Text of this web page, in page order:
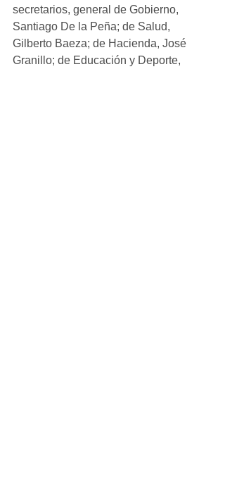
secretarios, general de Gobierno,
Santiago De la Peña; de Salud,
Gilberto Baeza; de Hacienda, José
Granillo; de Educación y Deporte,